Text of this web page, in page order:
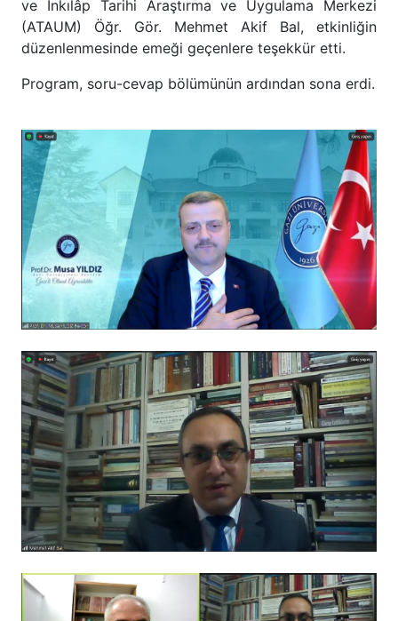
ve İnkılâp Tarihi Araştırma ve Uygulama Merkezi
(ATAUM) Öğr. Gör. Mehmet Akif Bal, etkinliğin
düzenlenmesinde emeği geçenlere teşekkür etti.
Program, soru-cevap bölümünün ardından sona erdi.